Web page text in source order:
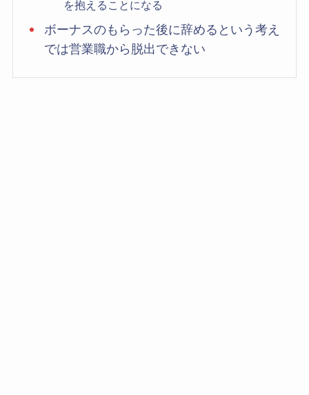
を抱えることになる
ボーナスのもらった後に辞めるという考え
では営業職から脱出できない